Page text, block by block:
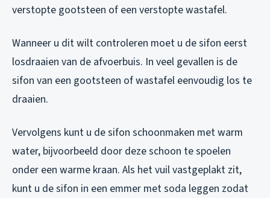
verstopte gootsteen of een verstopte wastafel.
Wanneer u dit wilt controleren moet u de sifon eerst
losdraaien van de afvoerbuis. In veel gevallen is de
sifon van een gootsteen of wastafel eenvoudig los te
draaien.
Vervolgens kunt u de sifon schoonmaken met warm
water, bijvoorbeeld door deze schoon te spoelen
onder een warme kraan. Als het vuil vastgeplakt zit,
kunt u de sifon in een emmer met soda leggen zodat